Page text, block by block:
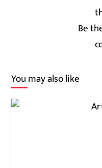
Be
You may also like